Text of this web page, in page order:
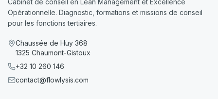
Cabinet de conseil en Lean Management et Excellence
Opérationnelle. Diagnostic, formations et missions de conseil
pour les fonctions tertiaires.
Chaussée de Huy 368
1325 Chaumont-Gistoux
+32 10 260 146
contact@flowlysis.com